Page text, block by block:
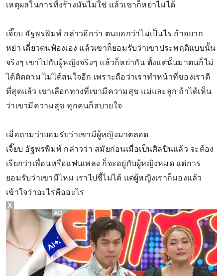
เหตุผลในการทิ้งร้างมันไม่ใช่ แล้วเขาก็หย่าไม่ได้
เจี๊ยบ อัฐพรพิมพ์ กล่าวอีกว่า ตนบอกว่าไม่เป็นไร ถ้าอยาก
หย่า เดี๋ยวตนฟ้องเอง แล้วเขาก็ยอมรับว่าเขาประพฤติแบบนั้น
จริงๆ เขาไปกับผู้หญิงจริงๆ แล้วก็หย่ากัน ตั้งแต่นั้นมาตนก็ไม่
ได้ติดตาม ไม่ได้สนใจอีก เพราะถือว่าเราทำหน้าที่ของเราดี
ที่สุดแล้ว เขาเลือกทางที่เขามีความสุข แม่และลูก ถ้าได้เห็น
ว่าเขามีความสุข ทุกคนก็สบายใจ
เมื่อถามว่ายอมรับว่าเขามีผู้หญิงมาตลอด
เจี๊ยบ อัฐพรพิมพ์ กล่าวว่า สมัยก่อนเมื่อเป็นศิลปินแล้ว จะต้อง
เรียกว่าเพื่อนหรือแฟนเพลง ก็จะอยู่กับผู้หญิงหมด แต่การ
ยอมรับว่าเขามีไหม เราไปชี้ไม่ได้ แต่ผู้หญิงเราก็มองแล้ว
เข้าใจว่าอะไรคืออะไร
X